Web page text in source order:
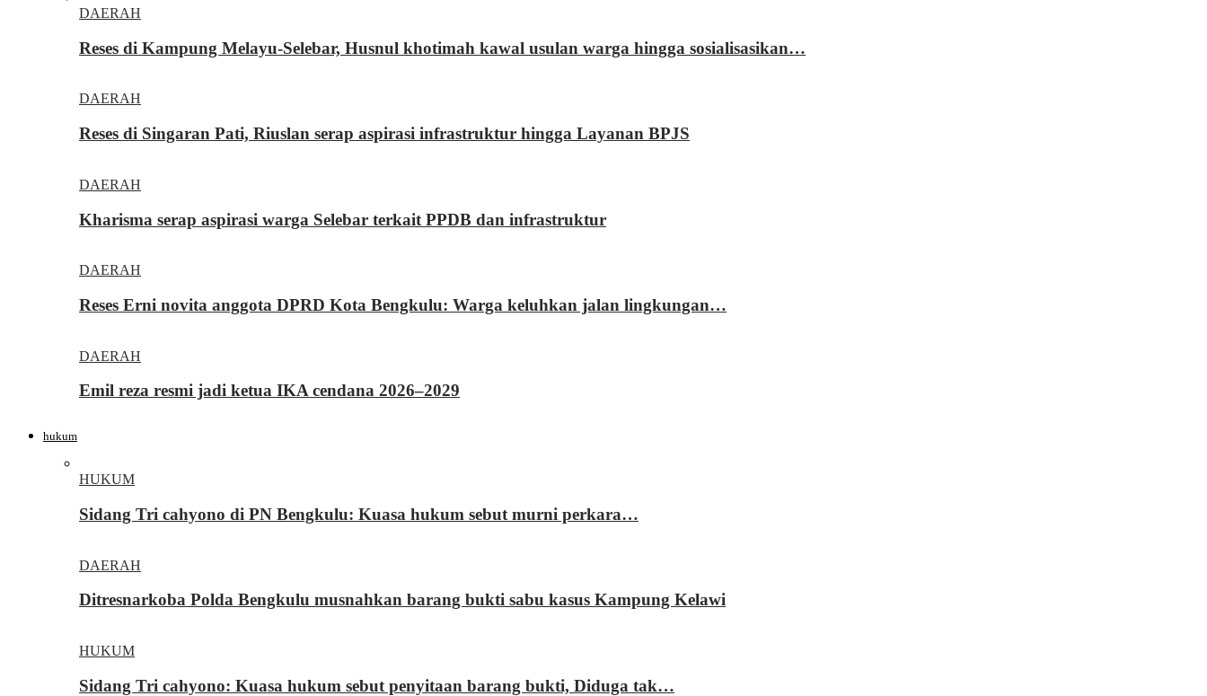
DAERAH
Reses di Kampung Melayu-Selebar, Husnul khotimah kawal usulan warga hingga sosialisasikan…
DAERAH
Reses di Singaran Pati, Riuslan serap aspirasi infrastruktur hingga Layanan BPJS
DAERAH
Kharisma serap aspirasi warga Selebar terkait PPDB dan infrastruktur
DAERAH
Reses Erni novita anggota DPRD Kota Bengkulu: Warga keluhkan jalan lingkungan…
DAERAH
Emil reza resmi jadi ketua IKA cendana 2026–2029
hukum
HUKUM
Sidang Tri cahyono di PN Bengkulu: Kuasa hukum sebut murni perkara…
DAERAH
Ditresnarkoba Polda Bengkulu musnahkan barang bukti sabu kasus Kampung Kelawi
HUKUM
Sidang Tri cahyono: Kuasa hukum sebut penyitaan barang bukti, Diduga tak…